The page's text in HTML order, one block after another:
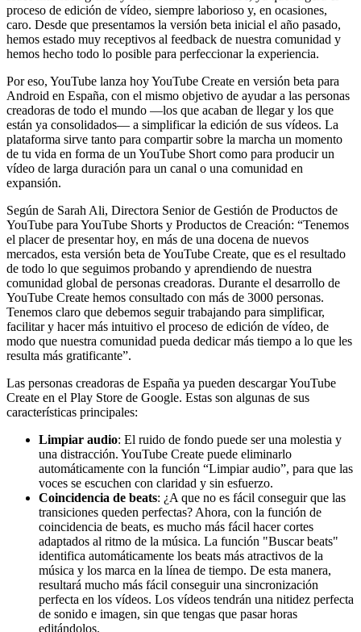
proceso de edición de vídeo, siempre laborioso y, en ocasiones,
caro. Desde que presentamos la versión beta inicial el año pasado,
hemos estado muy receptivos al feedback de nuestra comunidad y
hemos hecho todo lo posible para perfeccionar la experiencia.
Por eso, YouTube lanza hoy YouTube Create en versión beta para
Android en España, con el mismo objetivo de ayudar a las personas
creadoras de todo el mundo —los que acaban de llegar y los que
están ya consolidados— a simplificar la edición de sus vídeos. La
plataforma sirve tanto para compartir sobre la marcha un momento
de tu vida en forma de un YouTube Short como para producir un
vídeo de larga duración para un canal o una comunidad en
expansión.
Según de Sarah Ali, Directora Senior de Gestión de Productos de
YouTube para YouTube Shorts y Productos de Creación: “Tenemos
el placer de presentar hoy, en más de una docena de nuevos
mercados, esta versión beta de YouTube Create, que es el resultado
de todo lo que seguimos probando y aprendiendo de nuestra
comunidad global de personas creadoras. Durante el desarrollo de
YouTube Create hemos consultado con más de 3000 personas.
Tenemos claro que debemos seguir trabajando para simplificar,
facilitar y hacer más intuitivo el proceso de edición de vídeo, de
modo que nuestra comunidad pueda dedicar más tiempo a lo que les
resulta más gratificante”.
Las personas creadoras de España ya pueden descargar YouTube
Create en el Play Store de Google. Estas son algunas de sus
características principales:
Limpiar audio: El ruido de fondo puede ser una molestia y
una distracción. YouTube Create puede eliminarlo
automáticamente con la función “Limpiar audio”, para que las
voces se escuchen con claridad y sin esfuerzo.
Coincidencia de beats: ¿A que no es fácil conseguir que las
transiciones queden perfectas? Ahora, con la función de
coincidencia de beats, es mucho más fácil hacer cortes
adaptados al ritmo de la música. La función "Buscar beats"
identifica automáticamente los beats más atractivos de la
música y los marca en la línea de tiempo. De esta manera,
resultará mucho más fácil conseguir una sincronización
perfecta en los vídeos. Los vídeos tendrán una nitidez perfecta
de sonido e imagen, sin que tengas que pasar horas
editándolos.